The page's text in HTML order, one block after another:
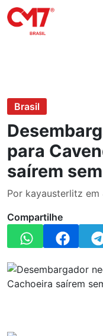
Brasil
para
saírem
Por kayausterlitz em
Compartilhe